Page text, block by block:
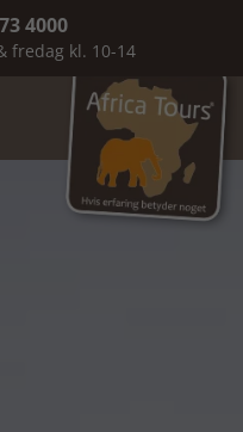
4000
fredag kl. 10-14